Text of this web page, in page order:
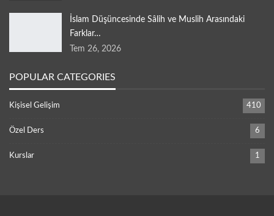
İslam Düşüncesinde Sâlih ve Muslih Arasındaki
Farklar…
Tem 26, 2026
POPULAR CATEGORIES
Kişisel Gelişim 410
Özel Ders 6
Kurslar 1